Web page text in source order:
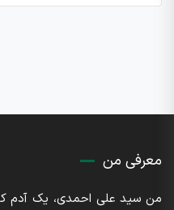
معرفی من
من سید علی احمدی، یک آدم